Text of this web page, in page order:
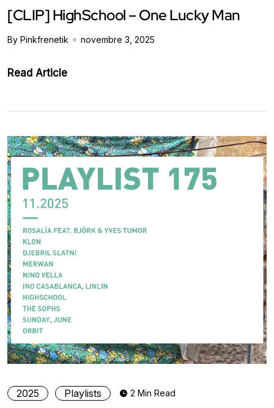
[CLIP] HighSchool – One Lucky Man
By Pinkfrenetik novembre 3, 2025
Read Article
2025 Playlists 2 Min Read